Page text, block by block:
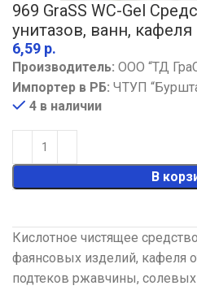
969 GraSS WC-Gel
унитазов, ванн,
р.
Производитель: ООО “ТД
Импортер в РБ: ЧТУП
4 в наличии
В
Кислотное чистящее
фаянсовых изделий, кафеля
подтеков ржавчины,